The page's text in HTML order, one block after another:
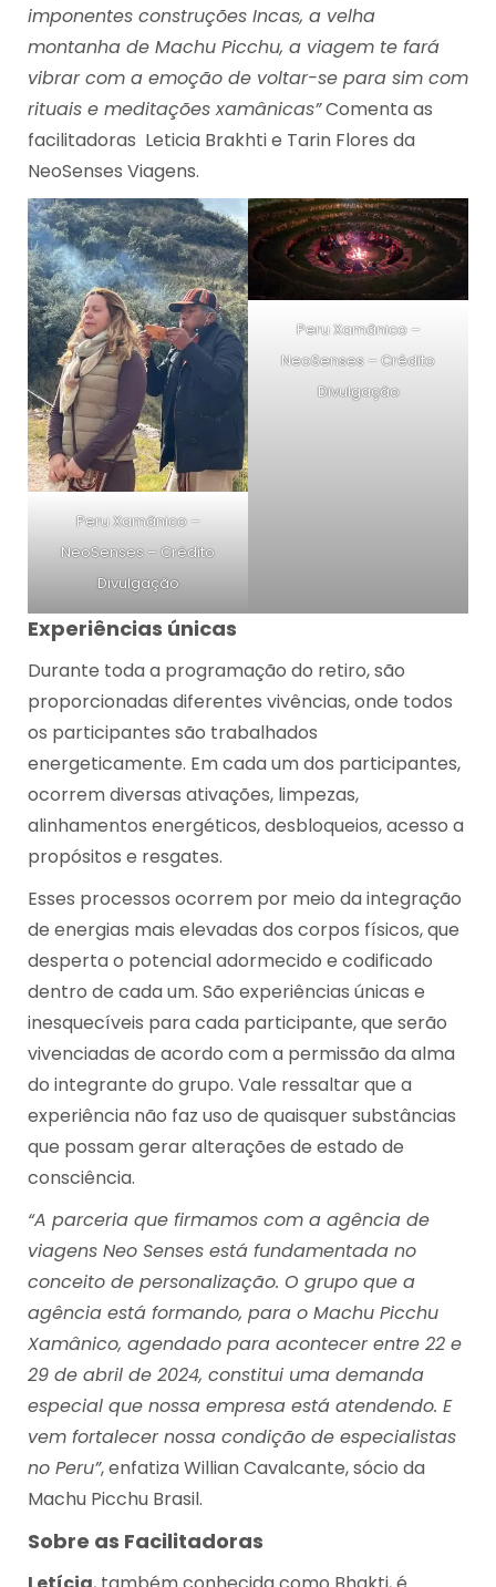
imponentes construções Incas, a velha
montanha de Machu Picchu, a viagem te fará
vibrar com a emoção de voltar-se para sim com
rituais e meditações xamânicas”Comenta as
facilitadoras Leticia Brakhti e Tarin Flores da
NeoSenses Viagens.
Peru Xamãnico –
NeoSenses – Crédito
Divulgação
Peru Xamãnico –
NeoSenses – Crédito
Divulgação
Experiências únicas
Durante toda a programação do retiro, são
proporcionadas diferentes vivências, onde todos
os participantes são trabalhados
energeticamente. Em cada um dos participantes,
ocorrem diversas ativações, limpezas,
alinhamentos energéticos, desbloqueios, acesso a
propósitos e resgates.
Esses processos ocorrem por meio da integração
de energias mais elevadas dos corpos físicos, que
desperta o potencial adormecido e codificado
dentro de cada um. São experiências únicas e
inesquecíveis para cada participante, que serão
vivenciadas de acordo com a permissão da alma
do integrante do grupo. Vale ressaltar que a
experiência não faz uso de quaisquer substâncias
que possam gerar alterações de estado de
consciência.
“A parceria que firmamos com a agência de
viagens Neo Senses está fundamentada no
conceito de personalização. O grupo que a
agência está formando, para o Machu Picchu
Xamânico, agendado para acontecer entre 22 e
29 de abril de 2024, constitui uma demanda
especial que nossa empresa está atendendo. E
vem fortalecer nossa condição de especialistas
no Peru”, enfatiza Willian Cavalcante, sócio da
Machu Picchu Brasil.
Sobre as Facilitadoras